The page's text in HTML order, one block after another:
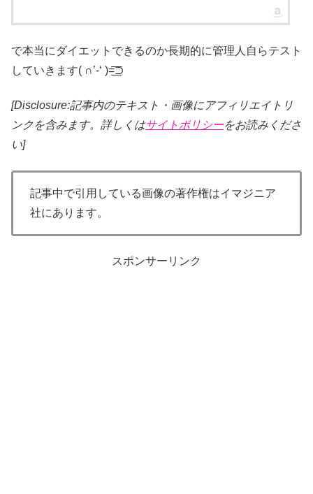
で本当にダイエットできるのか長期的に管理人自らテスト
していきます( ∩’-‘ )=͟͟͞͞⊃
[Disclosure:記事内のテキスト・画像にアフィリエイトリ
ンクを含みます。詳しくはサイトポリシーをお読みくださ
い]
記事中で引用している画像の著作権はイマジニア
社にあります。
スポンサーリンク